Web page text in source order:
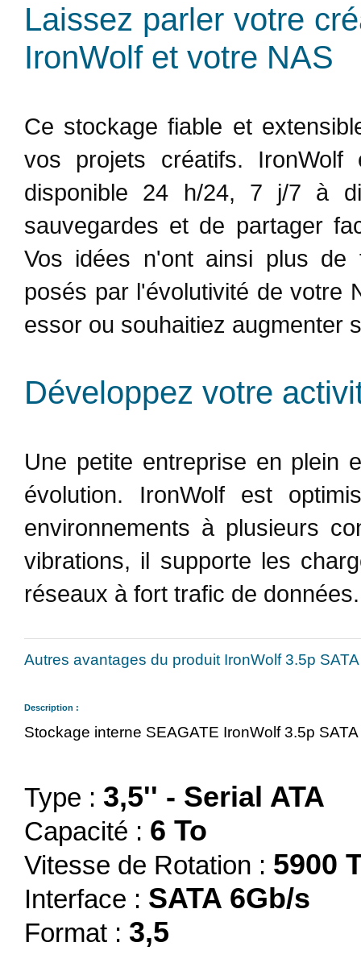
Laissez parler votre
IronWolf et votre NAS
Ce stockage fiable et
vos projets créatifs.
disponible 24 h/24, 7 j/7 à
sauvegardes et de partager
Vos idées n'ont ainsi plus de
posés par l'évolutivité de votre
essor ou souhaitiez augmenter
Développez votre
Une petite entreprise en plein
évolution. IronWolf est
environnements à plusieurs
vibrations, il supporte les
réseaux à fort trafic de données.
Autres avantages du produit IronWolf 3.5p
Description :
Stockage interne SEAGATE IronWolf 3.5p
Type : 3,5'' - Serial ATA
Capacité : 6 To
Vitesse de Rotation : 5900
Interface : SATA 6Gb/s
Format : 3,5